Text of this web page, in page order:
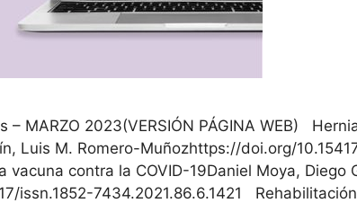
– MARZO 2023(VERSIÓN PÁGINA WEB)
Luis M. Romero-Muñozhttps://doi.org/
contra la COVID-19Daniel Moya, Diego
issn.1852-7434.2021.86.6.1421